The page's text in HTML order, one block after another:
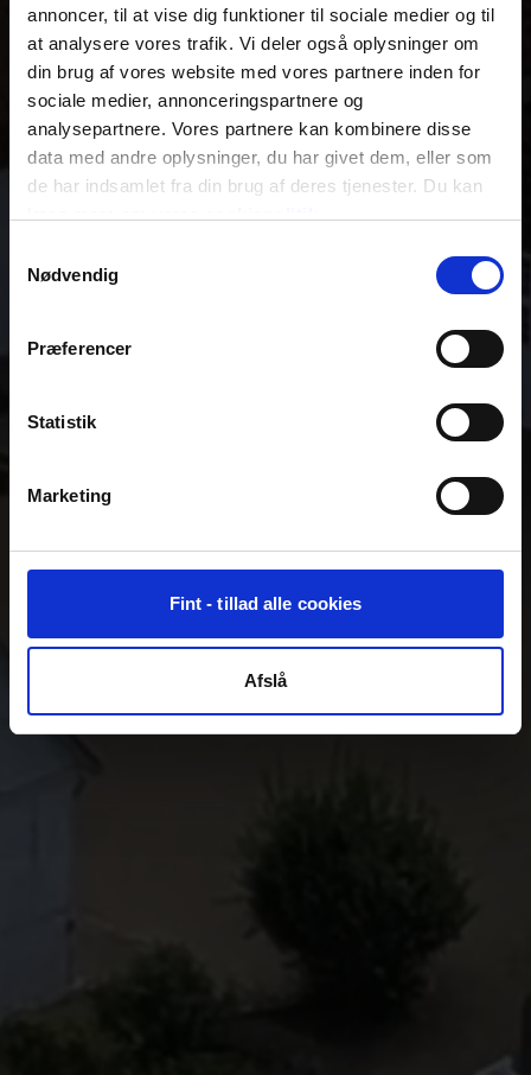
annoncer, til at vise dig funktioner til sociale medier og til
at analysere vores trafik. Vi deler også oplysninger om
din brug af vores website med vores partnere inden for
sociale medier, annonceringspartnere og
analysepartnere. Vores partnere kan kombinere disse
data med andre oplysninger, du har givet dem, eller som
de har indsamlet fra din brug af deres tjenester. Du kan
Nødvendig
Præferencer
Statistik
Marketing
Fint - tillad alle cookies
Afslå